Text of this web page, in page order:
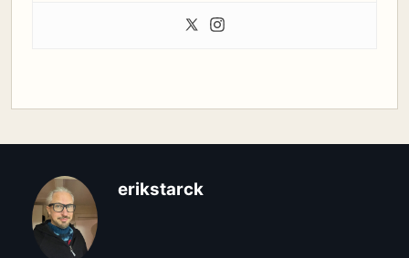
erikstarck